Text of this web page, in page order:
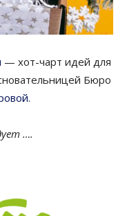
— хот-чарт идей для
Бюро
….